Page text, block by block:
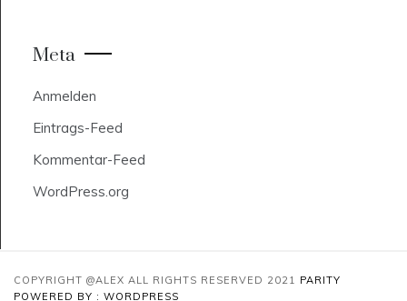
Meta
Anmelden
Eintrags-Feed
Kommentar-Feed
WordPress.org
COPYRIGHT @ALEX ALL RIGHTS RESERVED 2021 PARITY
POWERED BY : WORDPRESS